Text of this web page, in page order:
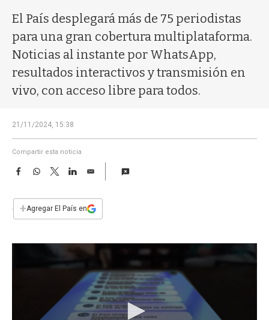
El País desplegará más de 75 periodistas
para una gran cobertura multiplataforma.
Noticias al instante por WhatsApp,
resultados interactivos y transmisión en
vivo, con acceso libre para todos.
21/11/2024, 15:38
Compartir esta noticia
F
e
b
W
s
T
w
t
L
n
E
i
l
+Agregar El País en